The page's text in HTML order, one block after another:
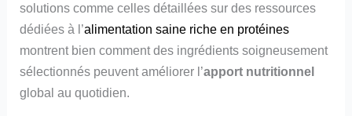
solutions comme celles détaillées sur des ressources
dédiées à l’alimentation saine riche en protéines
montrent bien comment des ingrédients soigneusement
sélectionnés peuvent améliorer l’apport nutritionnel
global au quotidien.